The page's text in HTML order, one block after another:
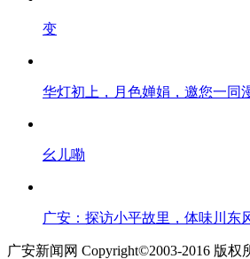
变
华灯初上，月色婵娟，邀您一同
幺儿嘞
广安：探访小平故里，体味川东
广安新闻网 Copyright©2003-2016 版